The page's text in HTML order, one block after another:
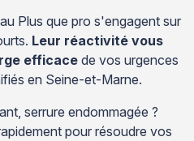
Plus que pro s'engagent sur
Leur réactivité vous
efficace de vos urgences
en Seine-et-Marne.
serrure endommagée ?
pour résoudre vos